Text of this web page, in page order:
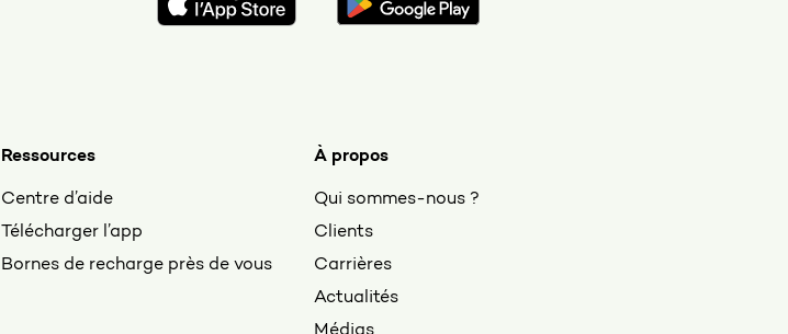
Ressources
Centre d’aide
Télécharger l’app
Bornes de recharge près de vous
À propos
Qui sommes-nous ?
Clients
Carrières
Actualités
Médias